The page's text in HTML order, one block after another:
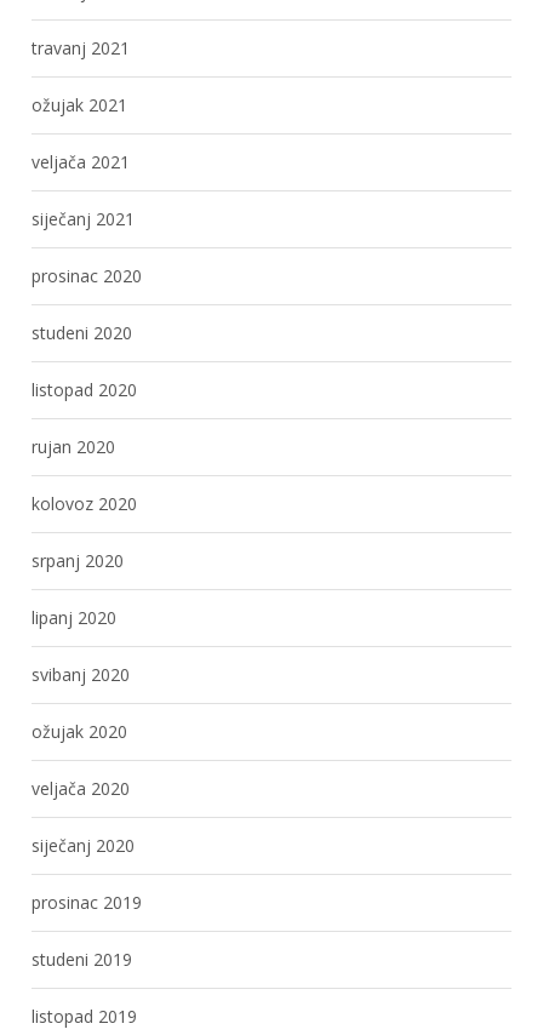
travanj 2021
ožujak 2021
veljača 2021
siječanj 2021
prosinac 2020
studeni 2020
listopad 2020
rujan 2020
kolovoz 2020
srpanj 2020
lipanj 2020
svibanj 2020
ožujak 2020
veljača 2020
siječanj 2020
prosinac 2019
studeni 2019
listopad 2019